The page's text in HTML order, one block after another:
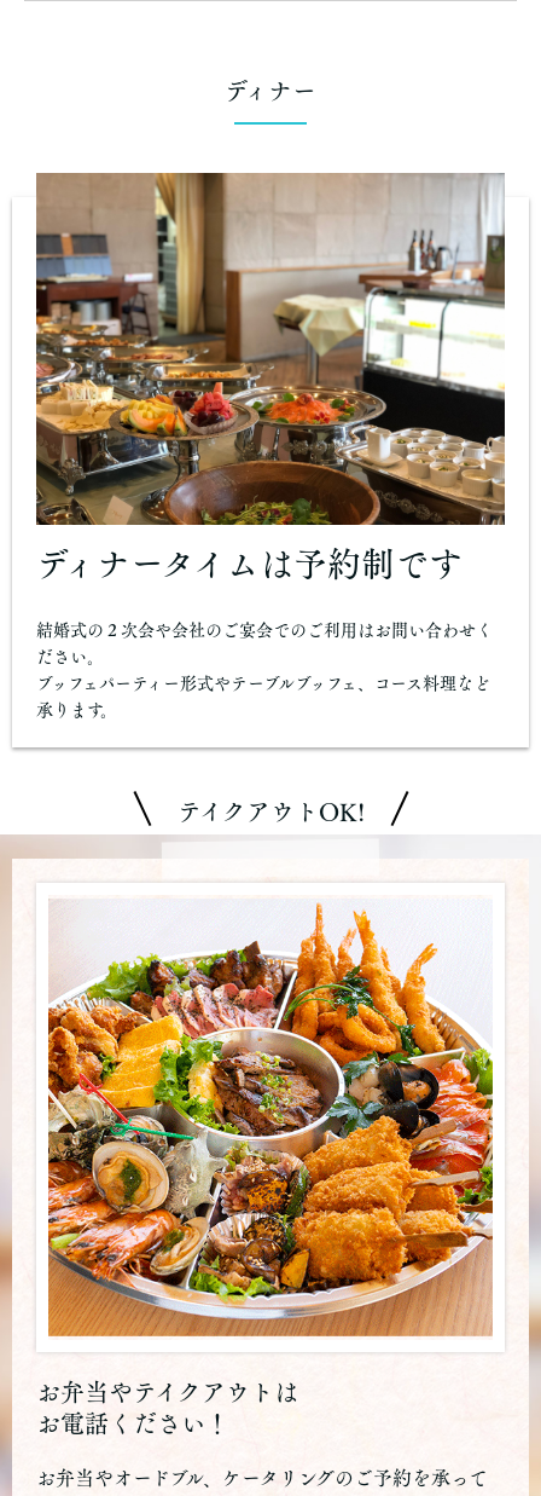
ディナー
ディナータイムは予約制です
結婚式の２次会や会社のご宴会でのご利用はお問い合わせく
ださい。
ブッフェパーティー形式やテーブルブッフェ、コース料理など
承ります。
テイクアウトOK!
お弁当やテイクアウトは
お電話ください！
お弁当やオードブル、ケータリングのご予約を承って